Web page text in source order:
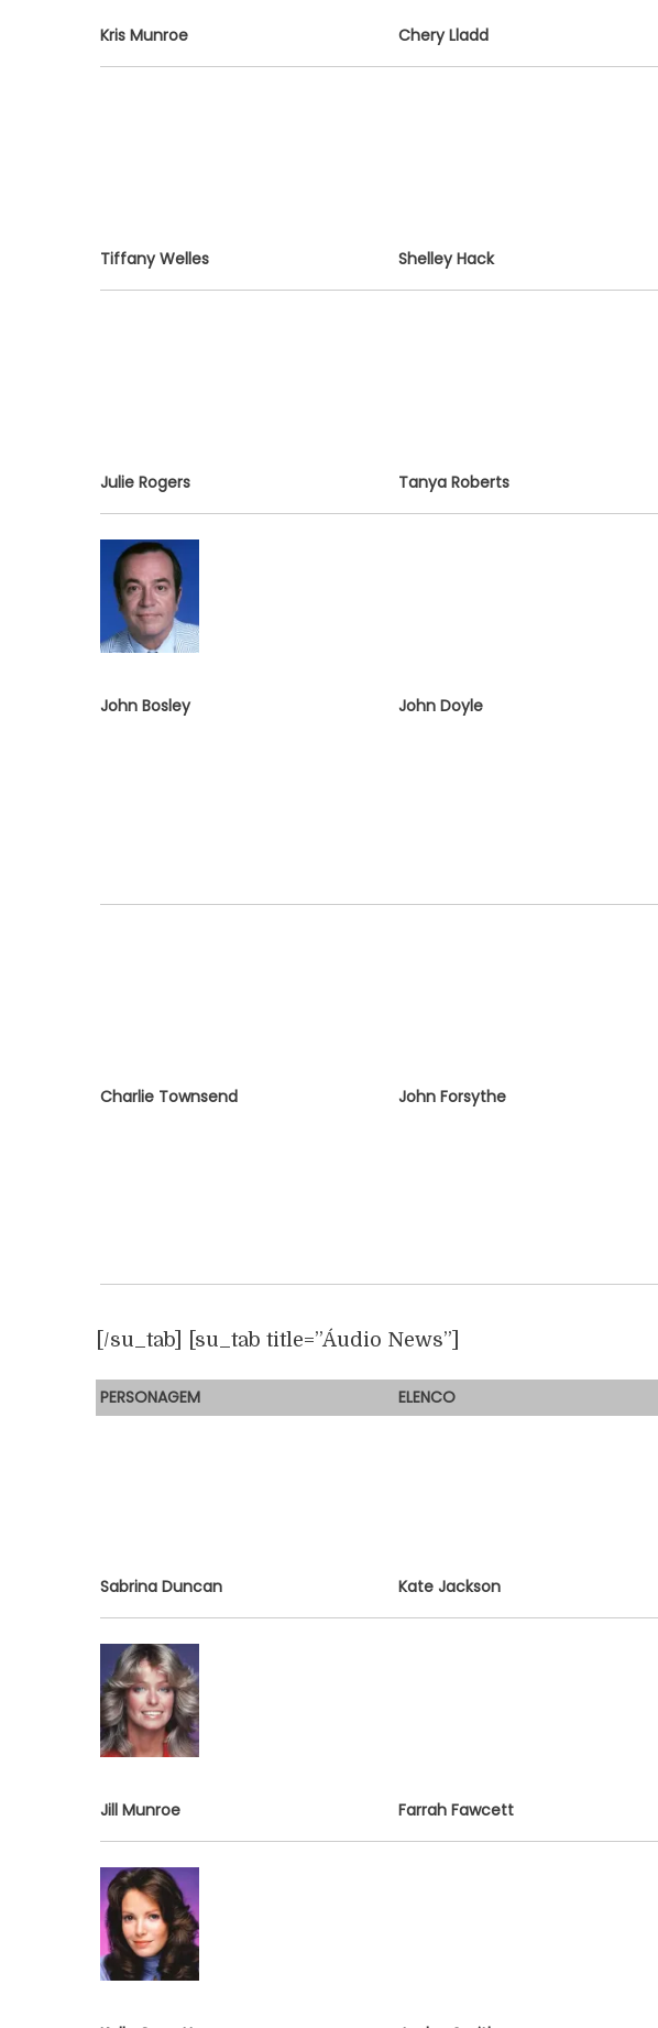
Kris Munroe Chery Lladd
Tiffany Welles Shelley Hack
Julie Rogers Tanya Roberts
John Bosley John Doyle
Charlie Townsend John Forsythe
[/su_tab] [su_tab title=”Áudio News”]
PERSONAGEM ELENCO
Sabrina Duncan Kate Jackson
Jill Munroe Farrah Fawcett